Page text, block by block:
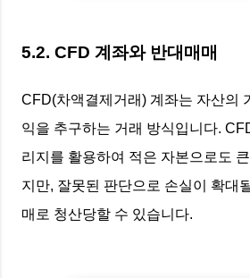
5.2. CFD 계좌와 반대매매
CFD(차액결제거래) 계좌는 자산의
익을 추구하는 거래 방식입니다.
리지를 활용하여 적은 자본으로도
지만, 잘못된 판단으로 손실이 확대
매로 청산당할 수 있습니다.